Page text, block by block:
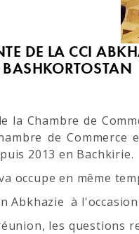
DE LA CCI
la Chambre de
de Commerce
2013 en Bachkirie.
occupe en même
Abkhazie à
les questions